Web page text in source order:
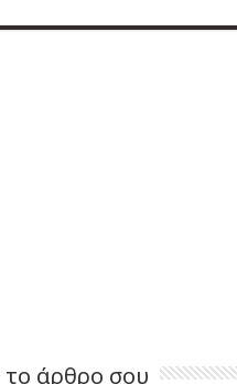
το άρθρο σου